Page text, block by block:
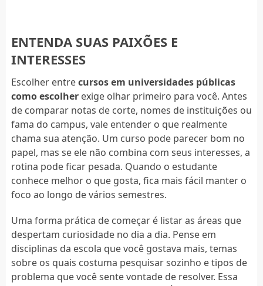
ENTENDA SUAS PAIXÕES E
INTERESSES
Escolher entrecursos em universidades públicas
como escolherexige olhar primeiro para você. Antes
de comparar notas de corte, nomes de instituições ou
fama do campus, vale entender o que realmente
chama sua atenção. Um curso pode parecer bom no
papel, mas se ele não combina com seus interesses, a
rotina pode ficar pesada. Quando o estudante
conhece melhor o que gosta, fica mais fácil manter o
foco ao longo de vários semestres.
Uma forma prática de começar é listar as áreas que
despertam curiosidade no dia a dia. Pense em
disciplinas da escola que você gostava mais, temas
sobre os quais costuma pesquisar sozinho e tipos de
problema que você sente vontade de resolver. Essa